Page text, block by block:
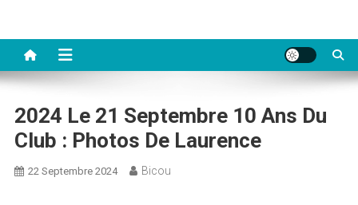
2024 Le 21 Septembre 10 Ans Du
Club : Photos De Laurence
22 Septembre 2024 Bicou